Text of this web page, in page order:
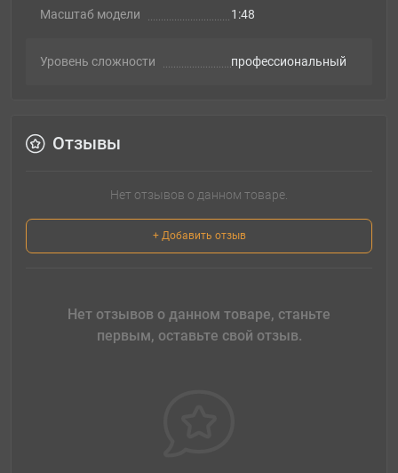
Масштаб модели 1:48
Уровень сложности профессиональный
Отзывы
Нет отзывов о данном товаре.
+ Добавить отзыв
Нет отзывов о данном товаре, станьте
первым, оставьте свой отзыв.